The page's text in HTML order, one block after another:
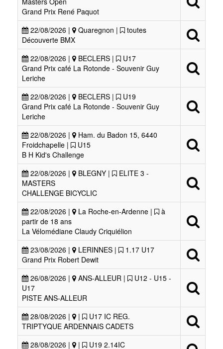
Grand Prix René Paquot
22/08/2026 |
Quaregnon |
toutes
Découverte BMX
22/08/2026 |
BECLERS |
U17
Grand Prix café La Rotonde - Souvenir Guy
Leriche
22/08/2026 |
BECLERS |
U19
Grand Prix café La Rotonde - Souvenir Guy
Leriche
22/08/2026 |
Ham. du Badon 15, 6440
Froidchapelle |
U15
B H Kid's Challenge
22/08/2026 |
BLEGNY |
ELITE 3 -
MASTERS
CHALLENGE BICYCLIC
22/08/2026 |
La Roche-en-Ardenne |
à
partir de 18 ans
La Vélomédiane Claudy Criquiélion
23/08/2026 |
LERINNES |
1.17 U17
Grand Prix Robert Dewit
26/08/2026 |
ANS-ALLEUR |
U12 - U15 -
U17
PISTE ANS-ALLEUR
28/08/2026 |
|
U17 IC REG.
TRIPTYQUE ARDENNAIS CADETS
28/08/2026 |
|
U19 2.14IC